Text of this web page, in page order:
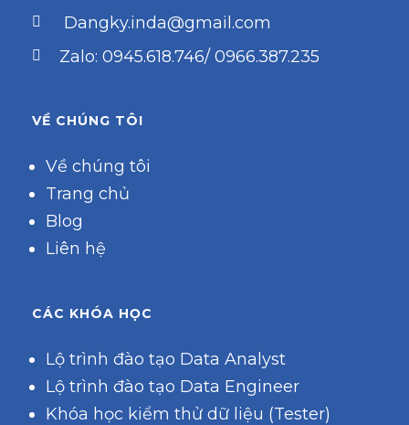
Dangky.inda@gmail.com
Zalo: 0945.618.746/ 0966.387.235
VỀ CHÚNG TÔI
Về chúng tôi
Trang chủ
Blog
Liên hệ
CÁC KHÓA HỌC
Lộ trình đào tạo Data Analyst
Lộ trình đào tạo Data Engineer
Khóa học kiểm thử dữ liệu (Tester)